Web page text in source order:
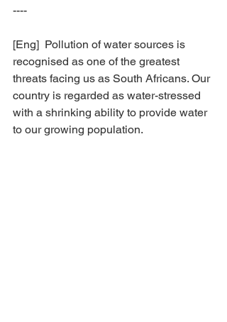
----
[Eng]  Pollution of water sources is
recognised as one of the greatest
threats facing us as South Africans. Our
country is regarded as water-stressed
with a shrinking ability to provide water
to our growing population.